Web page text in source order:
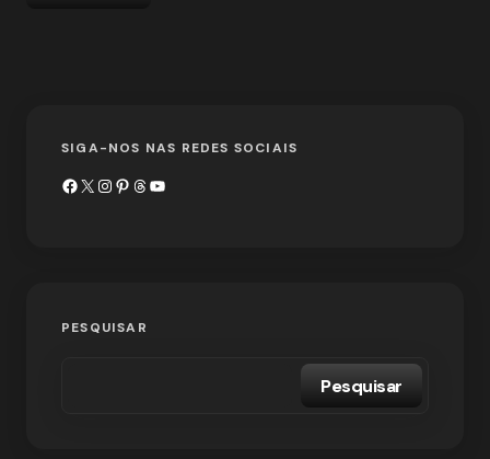
SIGA-NOS NAS REDES SOCIAIS
PESQUISAR
Pesquisar